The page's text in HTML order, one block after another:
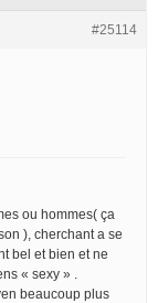
#25114
ou hommes( ça
), cherchant a se
bel et bien et ne
« sexy » .
beaucoup plus